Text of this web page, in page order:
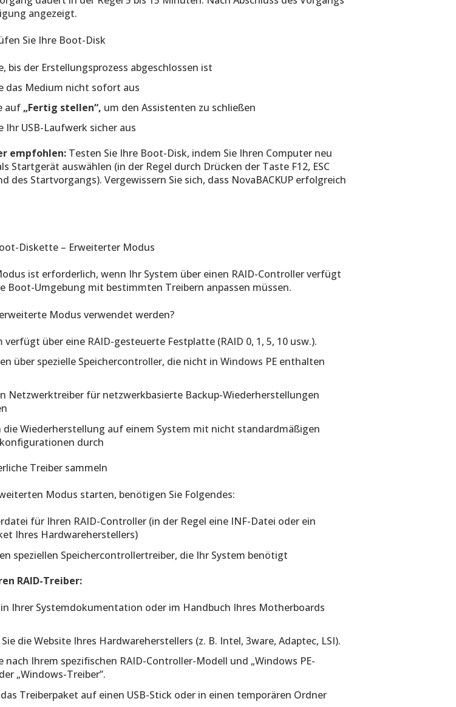
angezeigt.
Sie Ihre Boot-Disk
bis der Erstellungsprozess abgeschlossen ist
das Medium nicht sofort aus
auf „Fertig stellen“, um den Assistenten zu schließen
Ihr USB-Laufwerk sicher aus
empfohlen: Testen Sie Ihre Boot-Disk, indem Sie Ihren Computer neu
Startgerät auswählen (in der Regel durch Drücken der Taste F12, ESC
des Startvorgangs). Vergewissern Sie sich, dass NovaBACKUP erfolgreich
Diskette – Erweiterter Modus
ist erforderlich, wenn Ihr System über einen RAID-Controller verfügt
Boot-Umgebung mit bestimmten Treibern anpassen müssen.
Modus verwendet werden?
verfügt über eine RAID-gesteuerte Festplatte (RAID 0, 1, 5, 10 usw.).
über spezielle Speichercontroller, die nicht in Windows PE enthalten
Netzwerktreiber für netzwerkbasierte Backup-Wiederherstellungen
die Wiederherstellung auf einem System mit nicht standardmäßigen
durch
Treiber sammeln
Modus starten, benötigen Sie Folgendes:
für Ihren RAID-Controller (in der Regel eine INF-Datei oder ein
Ihres Hardwareherstellers)
speziellen Speichercontrollertreiber, die Ihr System benötigt
RAID-Treiber:
in Ihrer Systemdokumentation oder im Handbuch Ihres Motherboards
die Website Ihres Hardwareherstellers (z. B. Intel, 3ware, Adaptec, LSI).
nach Ihrem spezifischen RAID-Controller-Modell und „Windows PE-
„Windows-Treiber”.
das Treiberpaket auf einen USB-Stick oder in einen temporären Ordner